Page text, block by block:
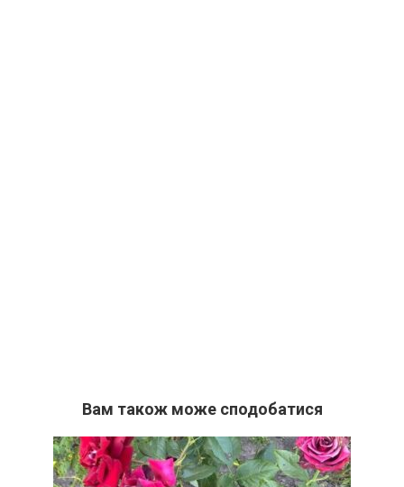
Вам також може сподобатися